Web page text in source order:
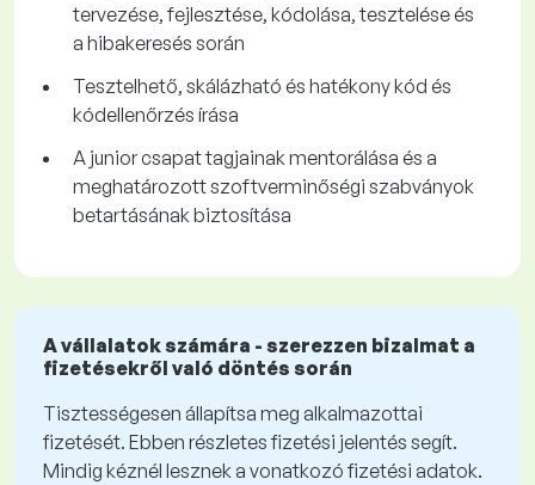
tervezése, fejlesztése, kódolása, tesztelése és
a hibakeresés során
Tesztelhető, skálázható és hatékony kód és
kódellenőrzés írása
A junior csapat tagjainak mentorálása és a
meghatározott szoftverminőségi szabványok
betartásának biztosítása
A vállalatok számára - szerezzen bizalmat a
fizetésekről való döntés során
Tisztességesen állapítsa meg alkalmazottai
fizetését. Ebben részletes fizetési jelentés segít.
Mindig kéznél lesznek a vonatkozó fizetési adatok.